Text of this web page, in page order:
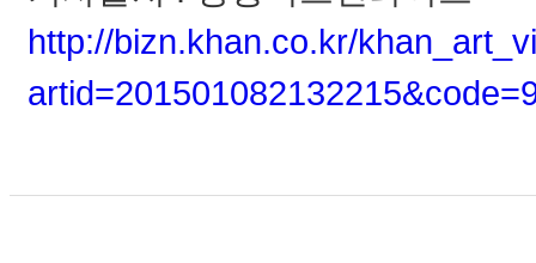
http://bizn.khan.co.kr/